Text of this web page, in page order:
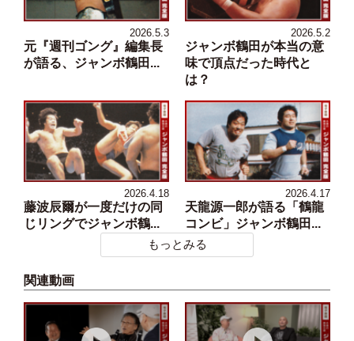
2026.5.3
元『週刊ゴング』編集長
が語る、ジャンボ鶴田...
2026.5.2
ジャンボ鶴田が本当の意
味で頂点だった時代と
は？
2026.4.18
藤波辰爾が一度だけの同
じリングでジャンボ鶴...
2026.4.17
天龍源一郎が語る「鶴龍
コンビ」ジャンボ鶴田...
もっとみる
関連動画